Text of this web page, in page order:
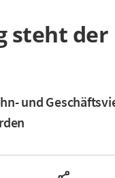
steht der
und